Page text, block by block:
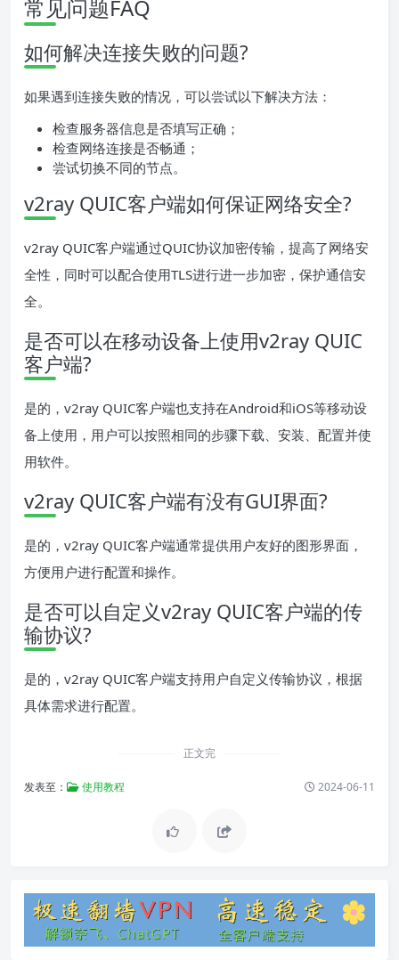
常见问题FAQ
如何解决连接失败的问题?
如果遇到连接失败的情况，可以尝试以下解决方法：
检查服务器信息是否填写正确；
检查网络连接是否畅通；
尝试切换不同的节点。
v2ray QUIC客户端如何保证网络安全?
v2ray QUIC客户端通过QUIC协议加密传输，提高了网络安
全性，同时可以配合使用TLS进行进一步加密，保护通信安
全。
是否可以在移动设备上使用v2ray QUIC
客户端?
是的，v2ray QUIC客户端也支持在Android和iOS等移动设
备上使用，用户可以按照相同的步骤下载、安装、配置并使
用软件。
v2ray QUIC客户端有没有GUI界面?
是的，v2ray QUIC客户端通常提供用户友好的图形界面，
方便用户进行配置和操作。
是否可以自定义v2ray QUIC客户端的传
输协议?
是的，v2ray QUIC客户端支持用户自定义传输协议，根据
具体需求进行配置。
正文完
发表至： 使用教程 2024-06-11